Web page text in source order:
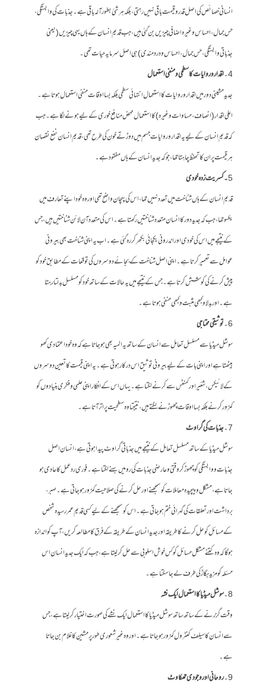
انسانی خصائص کی اصل قدر وقیمت باقی نہیں رہتی، بلکہ ہر شئ بطور آلہ باقی ہے۔ جذبات کی وابستگی ،
حس جمال ، احساس وغیرہ اضافی چیزیں بن گئی ہیں، جب قدیم انسان کے ہاں یہی چیزیں ( یعنی
جذباتی وابستگی ، حس جمال ، احساس و درد مندی ) ہی اصل سرمایہ حیات تھی۔
4۔ اقدار و روایات کا سطحی ومنفی استعمال
جدید مشینی دور میں اقدار و روایات کا استعمال انتہائی سطحی بلکہ بسا اوقات منفی استعمال ہوتا ہے۔
اعلی اقدار ( انصاف ، مساوات وغیرہ ) کا استعمال محض منافع خوری کے لیے ہونے لگا ہے۔ جب
کہ قدیم انسان کے لیے یہ اقدار و روایات جسم میں دوڑتے خون کی طرح تھی، قدیم انسان نفع نقصان
ہر قیمت پر ان کا تحفظ چاہتا تھا، جو کہ جدید انسان کے ہاں مفقود ہے۔
5۔ کسریت زدہ خودی
قدیم انسان کے ہاں شناخت میں تعدد نہیں تھا، اس کی پہچان واضح تھی اور وہ خود اپنے تعارف میں
یکسو تھا، جب کہ جدید دور کا انسان متعدد شناختیں رکھتا ہے۔ اس کی متعدد آن لائن شناختیں ہیں، جس
کے نتیجے میں اس کی خودی اور اندرونی یکجائی بکھر کر رہ گئی ہے۔ اب یہ اپنی شناخت بھی بیرونی
عوامل سے تعمیر کر تا ہے۔ اپنی اصل شناخت کے بجائے دوسروں کی توقعات کے مطابق خود کو
پیش کرنے کی کوشش کرتا ہے۔ جس کے نتیجے میں یہ حالات کے ساتھ خود کو مسلسل بدلتا رہتا
ہے۔ اور بدلاو کبھی مثبت و کبھی منفی ہوتا ہے۔
6۔ توثیقی محتاجی
سوشل میڈیا سے مسلسل تعامل سے انسان کے ساتھ یہ المیہ بھی ہو جاتا ہے کہ وہ خود اعتمادی کھو
بیٹھتا ہے اور اپنی بات کے لیے بیرونی توثیق اس درکار ہوتی ہے۔ یہ اپنی قیمت کا تعین دوسروں
کے لائیکس، شئیر اور کمنٹس سے کرنے لگتا ہے۔ یہاں اس کے افکار اپنی علمی و فکری بنیادوں کو
کمزور کرنے بلکہ بسااوقات چھوڑنے لگتے ہیں ، نتیجتا وہ سطحیت پر اتر آتا ہے۔
7۔ جذبات کی گراوٹ
سوشل میڈیا کے ساتھ مسلسل تعامل کے نتیجے میں جذباتی گراوٹ پیدا ہوتی ہے، انسان اصل
جذبات و وابستگی کو چھوڑ کر وقتی و عارضی جذبات کی رو میں بہنے لگتا ہے۔ فوری ردعمل کا عادی ہو
جاتا ہے، مشکل و پیچیدہ معاملات کو سمجھنے اور حل کرنے کی صلاحیت کمزور ہو جاتی ہے۔ صبر ،
برداشت اور تعلقات کی گہرائی ختم ہو جاتی ہے۔ اس کو سمجھنے کے لیے کسی قدیم عمر رسیدہ شخص
کے مسائل کو حل کرنے کا طریقہ اور جدید انسان کے طریقہ کے فرق کا مطالعہ کریں ، آپ کو اندازہ
ہو گا کہ وہ کتنے مشکل مسائل کو کس خوش اسلوبی سے حل کر لیتا ہے، جب کہ ایک جدید انسان اس
مسئلہ کو مزید بگاڑ کی طرف لے جا سکتا ہے۔
8۔ سوشل میڈیا کا استعمال ایک نشہ
وقت گزرنے کے ساتھ ساتھ سوشل میڈیا کا استعمال ایک نشے کی صورت اختیار کر لیتا ہے، جس
سے انسان کا سیلف کنٹرول کمزور ہو جاتا ہے۔ اور وہ غیر شعوری طور پر مشین کا غلام بن جاتا
ہے۔
9۔ روحانی اور وجودی تھکاوٹ